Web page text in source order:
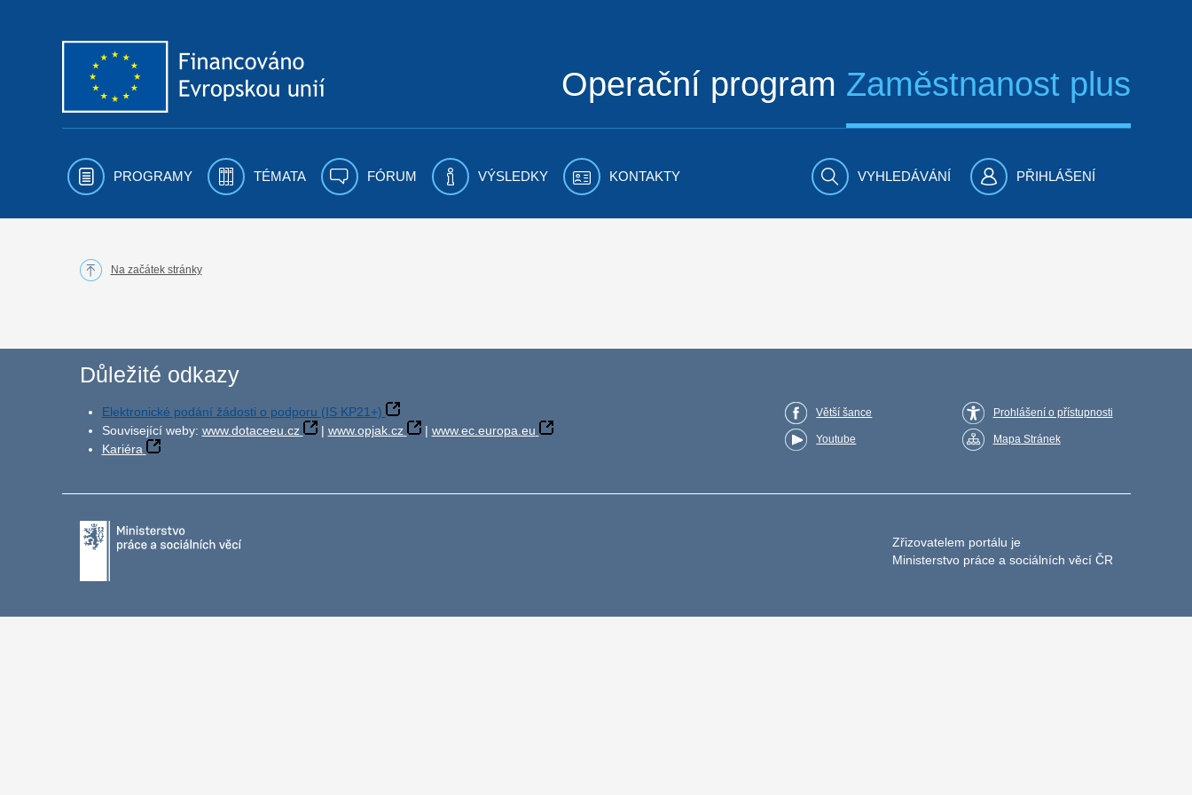
Operační program Zaměstnanost plus
PROGRAMY TÉMATA FÓRUM VÝSLEDKY KONTAKTY VYHLEDÁVÁNÍ PŘIHLÁŠENÍ
Na začátek stránky
Důležité odkazy
Elektronické podání žádosti o podporu (IS KP21+)
Související weby: www.dotaceeu.cz | www.opjak.cz | www.ec.europa.eu
Kariéra
Větší šance
Youtube
Prohlášení o přístupnosti
Mapa Stránek
Zřizovatelem portálu je
Ministerstvo práce a sociálních věcí ČR